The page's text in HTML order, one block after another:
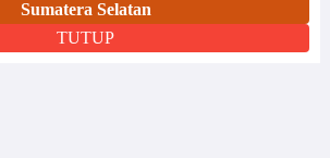
Sumatera Selatan
TUTUP